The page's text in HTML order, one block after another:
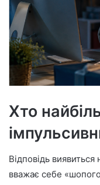
Хто
Відповідь
вважає себе